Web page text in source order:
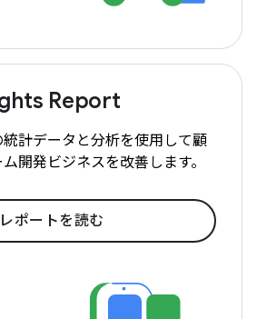
Report
計データと分析を使用して顧
開発ビジネスを改善します。
レポートを読む